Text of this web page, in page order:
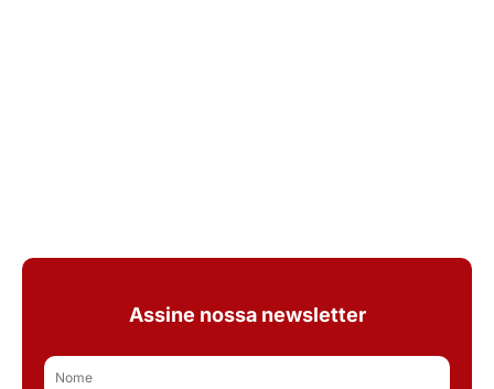
Assine nossa newsletter